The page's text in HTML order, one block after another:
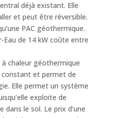
déjà existant. Elle
et peut être réversible.
PAC géothermique.
Eau de 14 kW coûte entre
chaleur géothermique
et permet de
Elle permet un système
exploite de
dans le sol. Le prix d’une